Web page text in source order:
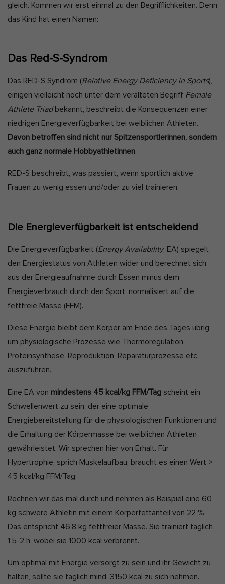
gleich. Kommen wir erst einmal zu den Begrifflichkeiten. Denn
das Kind hat einen Namen:
Das Red-S-Syndrom
Das RED-S Syndrom (Relative Energy Deficiency in Sports),
einigen vielleicht noch unter dem veralteten Begriff Female
Athlete Triadbekannt, beschreibt die Konsequenzen einer
niedrigen Energieverfügbarkeit bei weiblichen Athleten.
Davon betroffen sind nicht nur Spitzensportlerinnen, sondern
auch ganz normale Hobbyathletinnen.
RED-S beschreibt, was passiert, wenn sportlich aktive
Frauen zu wenig essen und/oder zu viel trainieren.
Die Energieverfügbarkeit ist entscheidend
Die Energieverfügbarkeit (Energy Availability, EA) spiegelt
den Energiestatus von Athleten wider und berechnet sich
aus der Energieaufnahme durch Essen minus dem
Energieverbrauch durch den Sport, normalisiert auf die
fettfreie Masse (FFM).
Diese Energie bleibt dem Körper am Ende des Tages übrig,
um physiologische Prozesse wie Thermoregulation,
Proteinsynthese, Reproduktion, Reparaturprozesse etc.
auszuführen.
Eine EA von mindestens 45 kcal/kg FFM/Tag scheint ein
Schwellenwert zu sein, der eine optimale
Energiebereitstellung für die physiologischen Funktionen und
die Erhaltung der Körpermasse bei weiblichen Athleten
gewährleistet. Wir sprechen hier von Erhalt. Für
Hypertrophie, sprich Muskelaufbau, braucht es einen Wert >
45 kcal/kg FFM/Tag.
Rechnen wir das mal durch und nehmen als Beispiel eine 60
kg schwere Athletin mit einem Körperfettanteil von 22 %.
Das entspricht 46,8 kg fettfreier Masse. Sie trainiert täglich
1,5-2 h, wobei sie 1000 kcal verbrennt.
Um optimal mit Energie versorgt zu sein und ihr Gewicht zu
halten, sollte sie täglich mind. 3150 kcal zu sich nehmen.
Datenschutzerklärung Impressum